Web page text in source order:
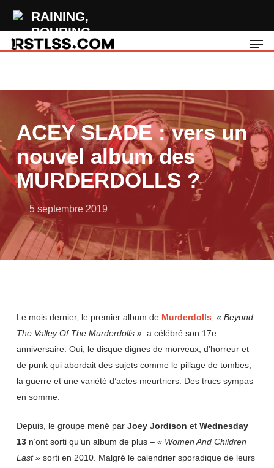
RAINING,
POURING
Fading
main
ACEY SLADE : vers un
nouvel album des
MURDERDOLLS ?
5 septembre 2019
Le mois dernier, le premier album de Murderdolls « Beyond
The Valley Of The Murderdolls », a célébré son 17e
anniversaire. Oui, le disque dignes de morveux, d’horreur et
de punk qui abordait des sujets comme le pillage de tombes,
la guerre et une variété d’actes meurtriers. Des trucs sympas
en somme.
Depuis, le groupe mené par Joey Jordison et Wednesday
13n’ont sorti qu’un album de plus – « Women And Children
Last »sorti en 2010. Malgré le calendrier sporadique de leurs